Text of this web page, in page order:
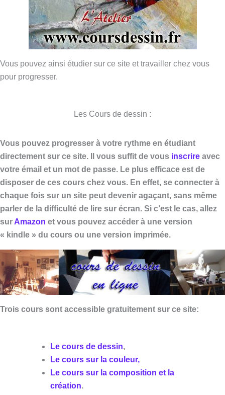
Vous pouvez ainsi étudier sur ce site et travailler chez vous
pour progresser.
Les Cours de dessin :
Vous pouvez progresser à votre rythme en étudiant
directement sur ce site. Il vous suffit de vous inscrire avec
votre émail et un mot de passe. Le plus efficace est de
disposer de ces cours chez vous. En effet, se connecter à
chaque fois sur un site peut devenir agaçant, sans même
parler de la difficulté de lire sur écran. Si c’est le cas, allez
surAmazon et vous pouvez accéder à une version
« kindle » du cours ou une version imprimée.
Trois cours sont accessible gratuitement sur ce site:
Le cours de dessin,
Le cours sur la couleur,
Le cours sur la composition et la
création.